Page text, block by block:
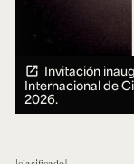
Invitación
Internacional de
2026.